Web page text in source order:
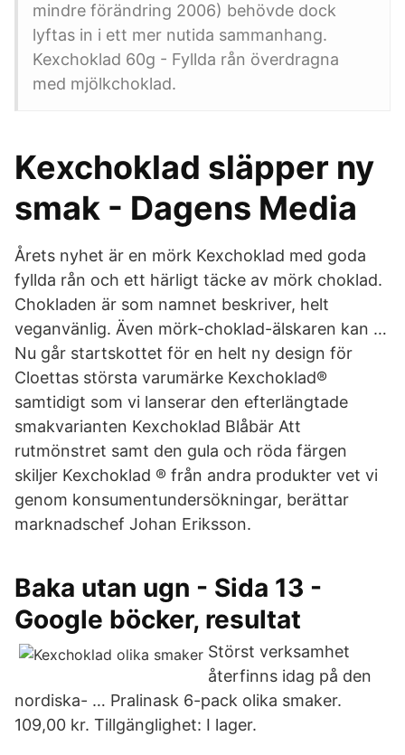
mindre förändring 2006) behövde dock
lyftas in i ett mer nutida sammanhang.
Kexchoklad 60g - Fyllda rån överdragna
med mjölkchoklad.
Kexchoklad släpper ny
smak - Dagens Media
Årets nyhet är en mörk Kexchoklad med goda
fyllda rån och ett härligt täcke av mörk choklad.
Chokladen är som namnet beskriver, helt
veganvänlig. Även mörk-choklad-älskaren kan …
Nu går startskottet för en helt ny design för
Cloettas största varumärke Kexchoklad®
samtidigt som vi lanserar den efterlängtade
smakvarianten Kexchoklad Blåbär Att
rutmönstret samt den gula och röda färgen
skiljer Kexchoklad ® från andra produkter vet vi
genom konsumentundersökningar, berättar
marknadschef Johan Eriksson.
Baka utan ugn - Sida 13 -
Google böcker, resultat
Störst verksamhet
återfinns idag på den
nordiska- … Pralinask 6-pack olika smaker.
109,00 kr. Tillgänglighet: I lager.